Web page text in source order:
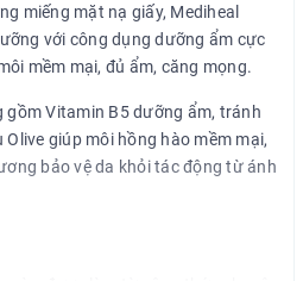
miếng mặt nạ giấy, Mediheal
với công dụng dưỡng ẩm cực
mềm mại, đủ ẩm, căng mọng.
gồm Vitamin B5 dưỡng ẩm, tránh
giúp môi hồng hào mềm mại,
bảo vệ da khỏi tác động từ ánh